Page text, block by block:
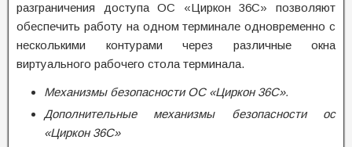
разграничения доступа ОС «Циркон 36C» позволяют
обеспечить работу на одном терминале одновременно с
несколькими контурами через различные окна
виртуального рабочего стола терминала.
Механизмы безопасности ОС «Циркон 36С».
Дополнительные механизмы безопасности ос
«Циркон 36С»